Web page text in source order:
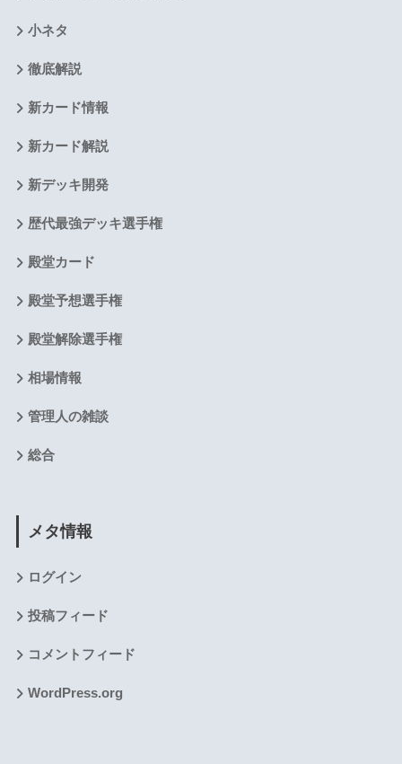
小ネタ
徹底解説
新カード情報
新カード解説
新デッキ開発
歴代最強デッキ選手権
殿堂カード
殿堂予想選手権
殿堂解除選手権
相場情報
管理人の雑談
総合
メタ情報
ログイン
投稿フィード
コメントフィード
WordPress.org